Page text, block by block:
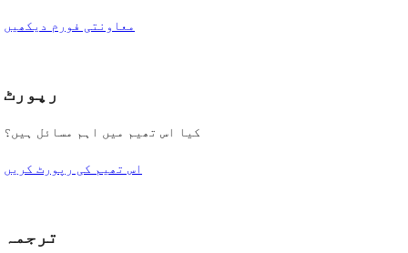
معاونتی فورم دیکھیں
رپورٹ
کیا اس تھیم میں اہم مسائل ہیں؟
اس تھیم کی رپورٹ کریں
ترجمہ